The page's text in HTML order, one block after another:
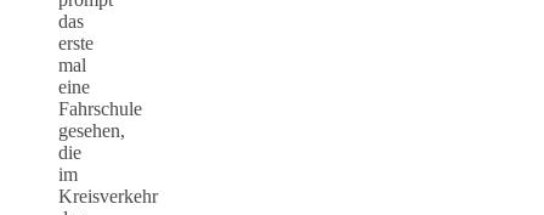
das
erste
mal
eine
Fahrschule
gesehen,
die
im
Kreisverkehr